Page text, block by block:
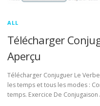
ALL
Télécharger
Aperçu
Télécharger Conjuguer Le
les temps et tous les modes :
temps. Exercice De